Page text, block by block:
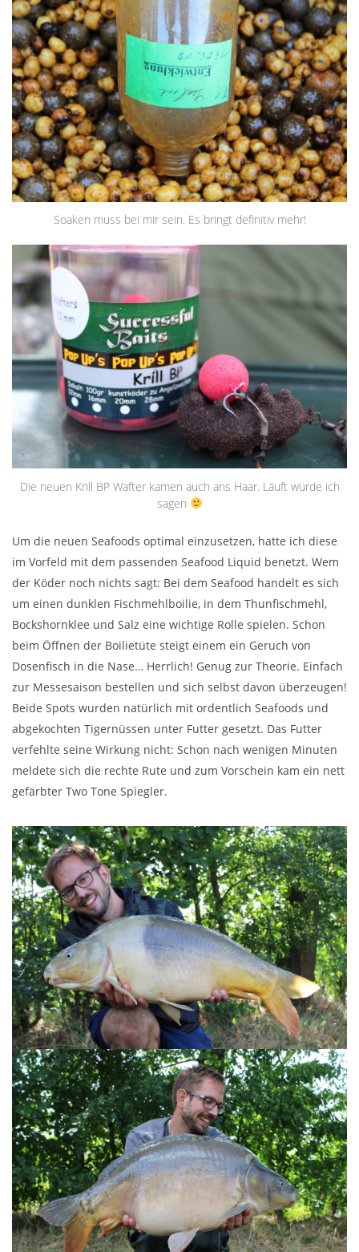
Soaken muss bei mir sein. Es bringt definitiv mehr!
Die neuen Krill BP Wafter kamen auch ans Haar. Läuft würde ich
sagen
Um die neuen Seafoods optimal einzusetzen, hatte ich diese
im Vorfeld mit dem passenden Seafood Liquid benetzt. Wem
der Köder noch nichts sagt: Bei dem Seafood handelt es sich
um einen dunklen Fischmehlboilie, in dem Thunfischmehl,
Bockshornklee und Salz eine wichtige Rolle spielen. Schon
beim Öffnen der Boilietüte steigt einem ein Geruch von
Dosenfisch in die Nase… Herrlich! Genug zur Theorie. Einfach
zur Messesaison bestellen und sich selbst davon überzeugen!
Beide Spots wurden natürlich mit ordentlich Seafoods und
abgekochten Tigernüssen unter Futter gesetzt. Das Futter
verfehlte seine Wirkung nicht: Schon nach wenigen Minuten
meldete sich die rechte Rute und zum Vorschein kam ein nett
gefärbter Two Tone Spiegler.